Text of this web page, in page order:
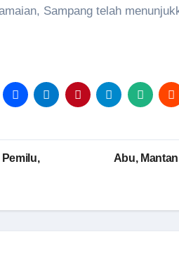
Sampang telah
Abu,